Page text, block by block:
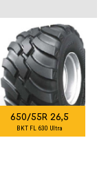
650/55R 26,5
BKT FL 630 Ultra